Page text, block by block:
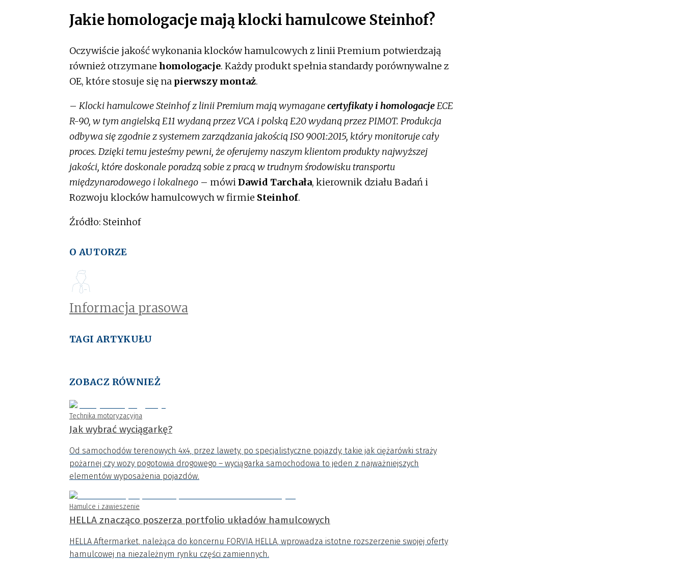
Jakie homologacje mają klocki hamulcowe Steinhof?
Oczywiście jakość wykonania klocków hamulcowych z linii Premium potwierdzają
również otrzymane homologacje. Każdy produkt spełnia standardy porównywalne z
OE, które stosuje się na pierwszy montaż.
– Klocki hamulcowe Steinhof z linii Premium mają wymaganecertyfikaty i homologacjeECE
R-90, w tym angielską E11 wydaną przez VCA i polską E20 wydaną przez PIMOT. Produkcja
odbywa się zgodnie z systemem zarządzania jakością ISO 9001:2015, który monitoruje cały
proces. Dzięki temu jesteśmy pewni, że oferujemy naszym klientom produkty najwyższej
jakości, które doskonale poradzą sobie z pracą w trudnym środowisku transportu
międzynarodowego i lokalnego – mówiDawid Tarchała, kierownik działu Badań i
Rozwoju klocków hamulcowych w firmie Steinhof.
Źródło: Steinhof
O AUTORZE
Informacja prasowa
TAGI ARTYKUŁU
ZOBACZ RÓWNIEŻ
Technika motoryzacyjna
Jak wybrać wyciągarkę?
Od samochodów terenowych 4x4, przez lawety, po specjalistyczne pojazdy, takie jak ciężarówki straży
pożarnej czy wozy pogotowia drogowego – wyciągarka samochodowa to jeden z najważniejszych
elementów wyposażenia pojazdów.
Hamulce i zawieszenie
HELLA znacząco poszerza portfolio układów hamulcowych
HELLA Aftermarket, należąca do koncernu FORVIA HELLA, wprowadza istotne rozszerzenie swojej oferty
hamulcowej na niezależnym rynku części zamiennych.